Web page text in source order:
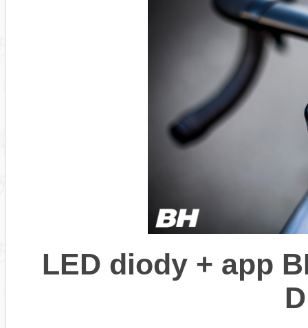
LED diody + app